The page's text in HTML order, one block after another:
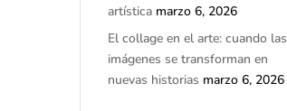
artística marzo 6, 2026
El collage en el arte: cuando las
imágenes se transforman en
nuevas historias marzo 6, 2026